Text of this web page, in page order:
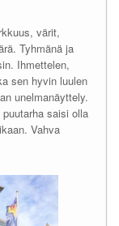
värit,
Tyhmänä ja
Ihmettelen,
sen hyvin luulen
unelmanäyttely.
saisi olla
Vahva